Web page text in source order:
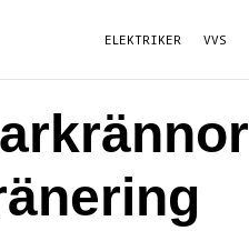
ELEKTRIKER VVS